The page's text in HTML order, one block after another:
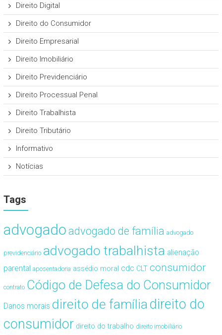
Direito Digital
Direito do Consumidor
Direito Empresarial
Direito Imobiliário
Direito Previdenciário
Direito Processual Penal
Direito Trabalhista
Direito Tributário
Informativo
Notícias
Tags
advogado advogado de família advogado
previdenciário advogado trabalhista alienação
parental aposentadoria assédio moral cdc CLT consumidor
contrato Código de Defesa do Consumidor
Danos morais direito de famíliadireito do
consumidor direito do trabalho direito imobiliário